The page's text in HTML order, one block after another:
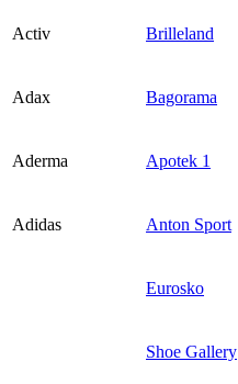
Activ Brilleland
Adax Bagorama
Aderma Apotek 1
Adidas Anton Sport
Eurosko
Shoe Gallery